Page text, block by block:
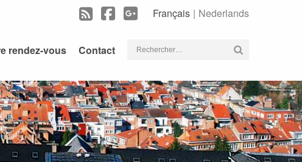
Français Nederlands
rendez-vous Contact Rechercher :